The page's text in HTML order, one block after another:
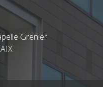
Grenier